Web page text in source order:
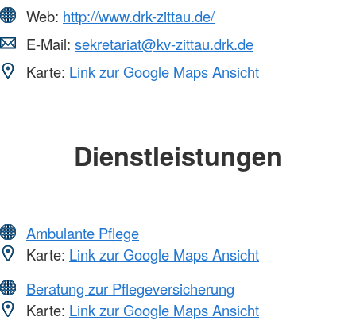
Web: http://www.drk-zittau.de/
E-Mail: sekretariat@kv-zittau.drk.de
Karte: Link zur Google Maps Ansicht
Dienstleistungen
Ambulante Pflege
Karte: Link zur Google Maps Ansicht
Beratung zur Pflegeversicherung
Karte: Link zur Google Maps Ansicht